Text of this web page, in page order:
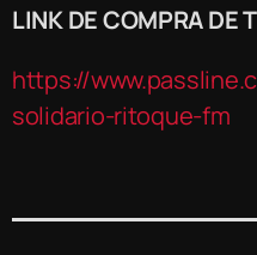
LINK DE COMPRA DE
https://
solidario-ritoque-fm